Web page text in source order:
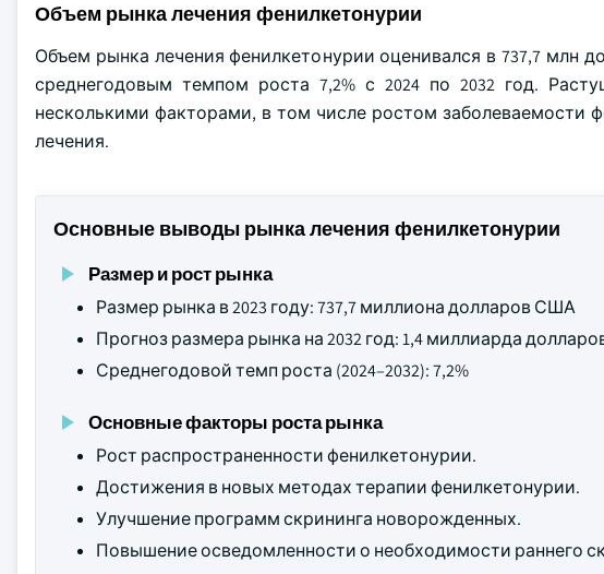
Объем рынка лечения фенилкетонурии
Объем рынка лечения фенилкетонурии оценивался в 737,7 млн
среднегодовым темпом роста 7,2% с 2024 по 2032 год.
несколькими факторами, в том числе ростом заболеваемости
лечения.
Основные выводы рынка лечения фенилкетонурии
Размер и рост рынка
Размер рынка в 2023 году: 737,7 миллиона долларов США
Прогноз размера рынка на 2032 год: 1,4 миллиарда
Среднегодовой темп роста (2024–2032): 7,2%
Основные факторы роста рынка
Рост распространенности фенилкетонурии.
Достижения в новых методах терапии фенилкетонурии.
Улучшение программ скрининга новорожденных.
Повышение осведомленности о необходимости раннего